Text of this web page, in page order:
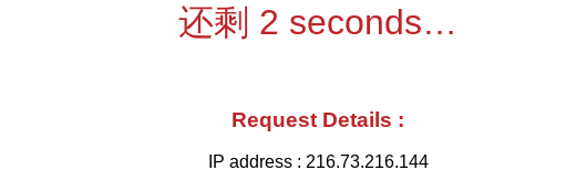
还剩 2 seconds…
Request Details :
IP address : 216.73.216.144